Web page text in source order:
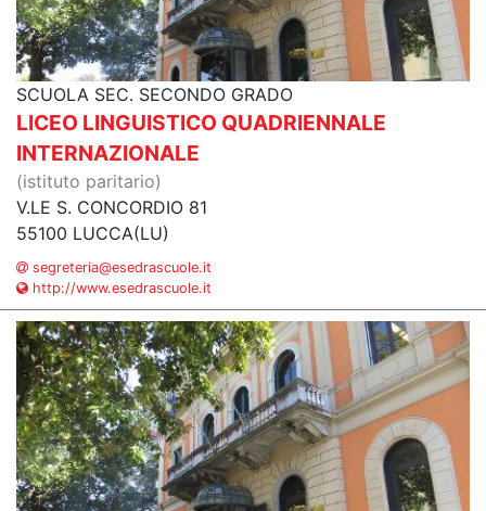
SCUOLA SEC. SECONDO GRADO
LICEO LINGUISTICO QUADRIENNALE
INTERNAZIONALE
(istituto paritario)
V.LE S. CONCORDIO 81
55100 LUCCA(LU)
segreteria@esedrascuole.it
http://www.esedrascuole.it